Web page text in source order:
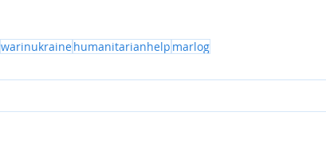
warinukrainehumanitarianhelp marlog